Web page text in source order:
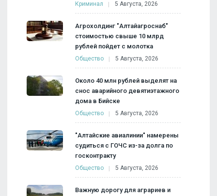
Криминал 5 Августа, 2026
Агрохолдинг "Алтайагроснаб"
стоимостью свыше 10 млрд
рублей пойдет с молотка
Общество 5 Августа, 2026
Около 40 млн рублей выделят на
снос аварийного девятиэтажного
дома в Бийске
Общество 5 Августа, 2026
"Алтайские авиалинии" намерены
судиться с ГОЧС из-за долга по
госконтракту
Общество 5 Августа, 2026
Важную дорогу для аграриев и